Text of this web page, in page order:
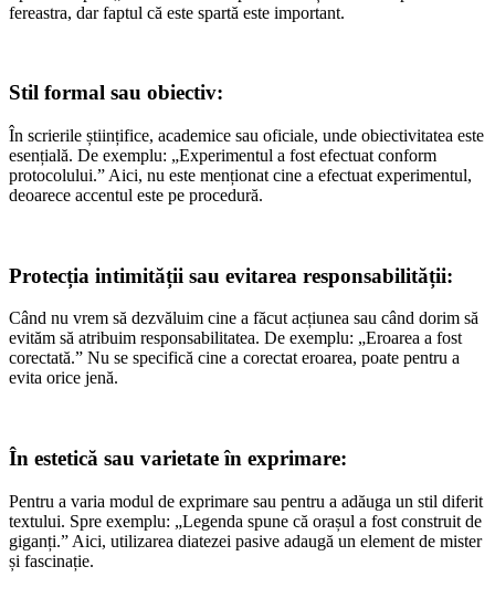
fereastra, dar faptul că este spartă este important.
Stil formal sau obiectiv:
În scrierile științifice, academice sau oficiale, unde obiectivitatea este
esențială. De exemplu: „Experimentul a fost efectuat conform
protocolului.” Aici, nu este menționat cine a efectuat experimentul,
deoarece accentul este pe procedură.
Protecția intimității sau evitarea responsabilității:
Când nu vrem să dezvăluim cine a făcut acțiunea sau când dorim să
evităm să atribuim responsabilitatea. De exemplu: „Eroarea a fost
corectată.” Nu se specifică cine a corectat eroarea, poate pentru a
evita orice jenă.
În estetică sau varietate în exprimare:
Pentru a varia modul de exprimare sau pentru a adăuga un stil diferit
textului. Spre exemplu: „Legenda spune că orașul a fost construit de
giganți.” Aici, utilizarea diatezei pasive adaugă un element de mister
și fascinație.